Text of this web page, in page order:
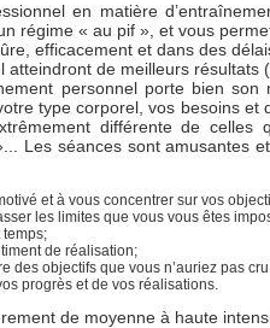
en matière
régime « au pif », et vous
efficacement et dans des
atteindront de meilleurs
personnel porte bien
type corporel, vos besoins et
différente de
Les séances sont amusantes
et à vous concentrer sur vos
les limites que vous vous êtes
temps;
de réalisation;
des objectifs que vous n’auriez pas
progrès et de vos réalisations.
de moyenne à haute